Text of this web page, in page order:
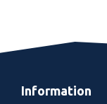
Information